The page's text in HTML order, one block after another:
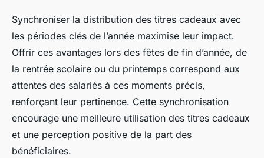
Synchroniser la distribution des titres cadeaux avec
les périodes clés de l’année maximise leur impact.
Offrir ces avantages lors des fêtes de fin d’année, de
la rentrée scolaire ou du printemps correspond aux
attentes des salariés à ces moments précis,
renforçant leur pertinence. Cette synchronisation
encourage une meilleure utilisation des titres cadeaux
et une perception positive de la part des
bénéficiaires.